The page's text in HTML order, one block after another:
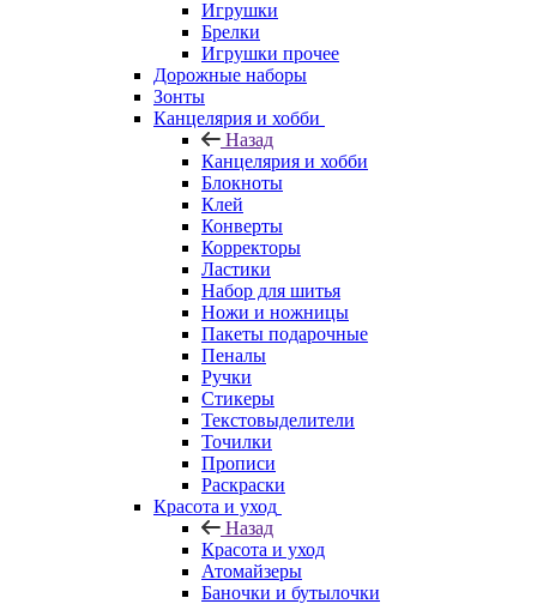
Игрушки
Брелки
Игрушки прочее
Дорожные наборы
Зонты
Канцелярия и хобби
Назад
Канцелярия и хобби
Блокноты
Клей
Конверты
Корректоры
Ластики
Набор для шитья
Ножи и ножницы
Пакеты подарочные
Пеналы
Ручки
Стикеры
Текстовыделители
Точилки
Прописи
Раскраски
Красота и уход
Назад
Красота и уход
Атомайзеры
Баночки и бутылочки